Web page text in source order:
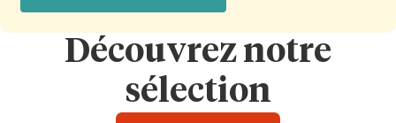
Découvrez notre
sélection